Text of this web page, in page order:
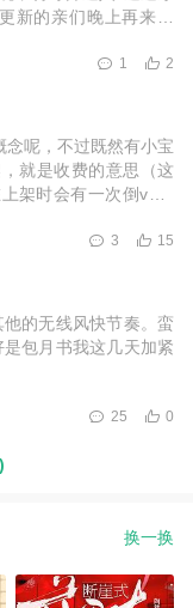
新的亲们晚上再来看
者菌正握紧小拳头加
道送书券（详情见我
注了我
世界，让我觉得很有
一样的感受，更希望
2
1
呢，不过既然有小宝
就是收费的意思（这
架时会有一次倒v（v
续章节就全部不是免
收一毛钱，其实真的
块西瓜的钱，都能看
有小宝贝拿不出来或
平台真的很大方，每
订阅任何章节。（随
何收入的，等于你们
1个书券，但是系统会
日可以得到不同书券
当然，前提是得将淘
一个类似于会员的功
女妖后这本后期也会变
15
3
的无线风快节奏。蛮
包月书我这几天加紧
0
25
换一换